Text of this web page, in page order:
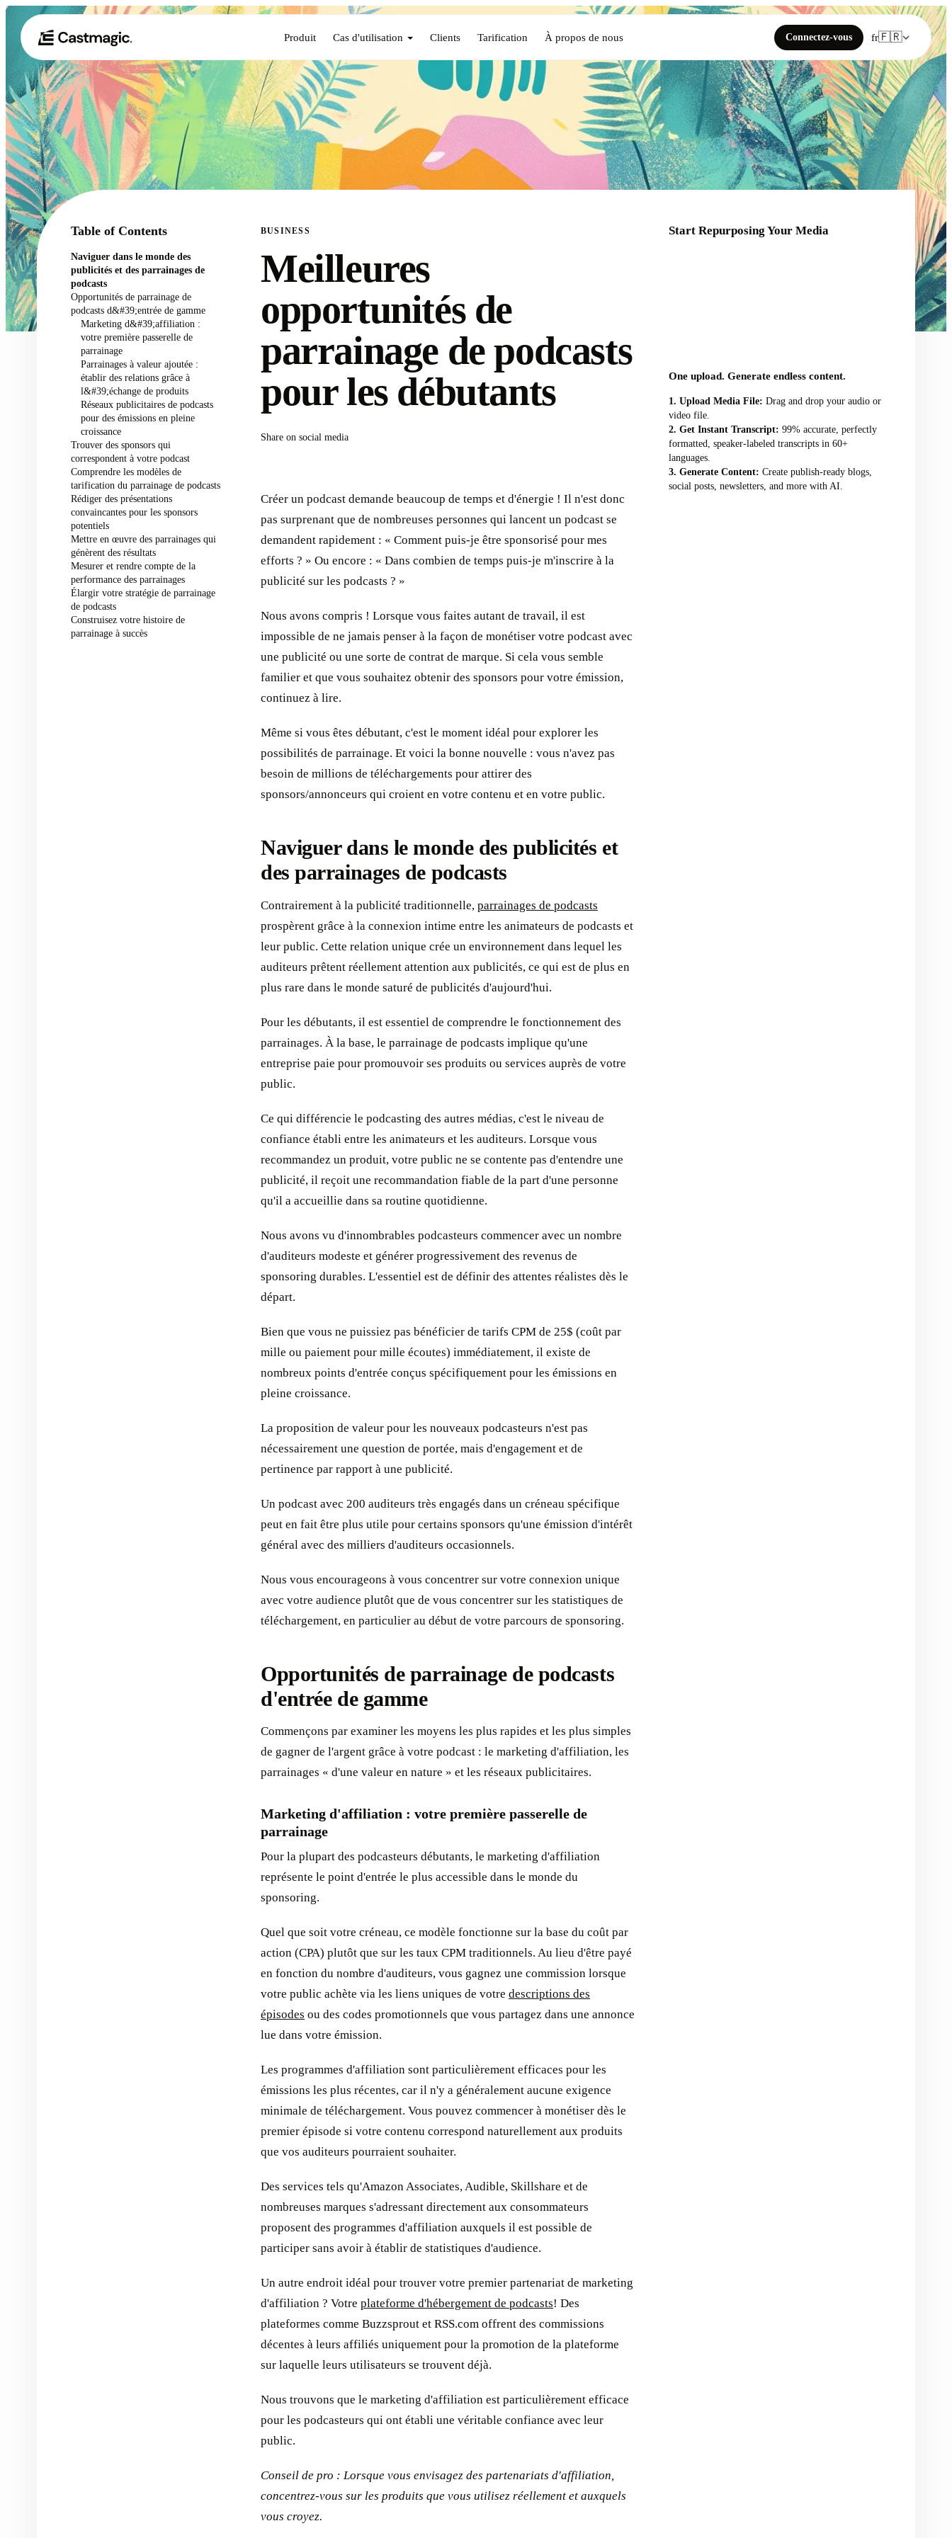
Produit Cas d'utilisation Clients Tarification À propos de nous Connectez-vous fr🇫🇷
Table of Contents
Naviguer dans le monde des
publicités et des parrainages de
podcasts
Opportunités de parrainage de
podcasts d&#39;entrée de gamme
Marketing d&#39;affiliation :
votre première passerelle de
parrainage
Parrainages à valeur ajoutée :
établir des relations grâce à
l&#39;échange de produits
Réseaux publicitaires de podcasts
pour des émissions en pleine
croissance
Trouver des sponsors qui
correspondent à votre podcast
Comprendre les modèles de
tarification du parrainage de podcasts
Rédiger des présentations
convaincantes pour les sponsors
potentiels
Mettre en œuvre des parrainages qui
génèrent des résultats
Mesurer et rendre compte de la
performance des parrainages
Élargir votre stratégie de parrainage
de podcasts
Construisez votre histoire de
parrainage à succès
BUSINESS
Meilleures
opportunités de
parrainage de podcasts
pour les débutants
Share on social media
Créer un podcast demande beaucoup de temps et d'énergie ! Il n'est donc
pas surprenant que de nombreuses personnes qui lancent un podcast se
demandent rapidement : « Comment puis-je être sponsorisé pour mes
efforts ? » Ou encore : « Dans combien de temps puis-je m'inscrire à la
publicité sur les podcasts ? »
Nous avons compris ! Lorsque vous faites autant de travail, il est
impossible de ne jamais penser à la façon de monétiser votre podcast avec
une publicité ou une sorte de contrat de marque. Si cela vous semble
familier et que vous souhaitez obtenir des sponsors pour votre émission,
continuez à lire.
Même si vous êtes débutant, c'est le moment idéal pour explorer les
possibilités de parrainage. Et voici la bonne nouvelle : vous n'avez pas
besoin de millions de téléchargements pour attirer des
sponsors/annonceurs qui croient en votre contenu et en votre public.
Naviguer dans le monde des publicités et
des parrainages de podcasts
Contrairement à la publicité traditionnelle, parrainages de podcasts
prospèrent grâce à la connexion intime entre les animateurs de podcasts et
leur public. Cette relation unique crée un environnement dans lequel les
auditeurs prêtent réellement attention aux publicités, ce qui est de plus en
plus rare dans le monde saturé de publicités d'aujourd'hui.
Pour les débutants, il est essentiel de comprendre le fonctionnement des
parrainages. À la base, le parrainage de podcasts implique qu'une
entreprise paie pour promouvoir ses produits ou services auprès de votre
public.
Ce qui différencie le podcasting des autres médias, c'est le niveau de
confiance établi entre les animateurs et les auditeurs. Lorsque vous
recommandez un produit, votre public ne se contente pas d'entendre une
publicité, il reçoit une recommandation fiable de la part d'une personne
qu'il a accueillie dans sa routine quotidienne.
Nous avons vu d'innombrables podcasteurs commencer avec un nombre
d'auditeurs modeste et générer progressivement des revenus de
sponsoring durables. L'essentiel est de définir des attentes réalistes dès le
départ.
Bien que vous ne puissiez pas bénéficier de tarifs CPM de 25$ (coût par
mille ou paiement pour mille écoutes) immédiatement, il existe de
nombreux points d'entrée conçus spécifiquement pour les émissions en
pleine croissance.
La proposition de valeur pour les nouveaux podcasteurs n'est pas
nécessairement une question de portée, mais d'engagement et de
pertinence par rapport à une publicité.
Un podcast avec 200 auditeurs très engagés dans un créneau spécifique
peut en fait être plus utile pour certains sponsors qu'une émission d'intérêt
général avec des milliers d'auditeurs occasionnels.
Nous vous encourageons à vous concentrer sur votre connexion unique
avec votre audience plutôt que de vous concentrer sur les statistiques de
téléchargement, en particulier au début de votre parcours de sponsoring.
Opportunités de parrainage de podcasts
d'entrée de gamme
Commençons par examiner les moyens les plus rapides et les plus simples
de gagner de l'argent grâce à votre podcast : le marketing d'affiliation, les
parrainages « d'une valeur en nature » et les réseaux publicitaires.
Marketing d'affiliation : votre première passerelle de
parrainage
Pour la plupart des podcasteurs débutants, le marketing d'affiliation
représente le point d'entrée le plus accessible dans le monde du
sponsoring.
Quel que soit votre créneau, ce modèle fonctionne sur la base du coût par
action (CPA) plutôt que sur les taux CPM traditionnels. Au lieu d'être payé
en fonction du nombre d'auditeurs, vous gagnez une commission lorsque
votre public achète via les liens uniques de votre descriptions des
épisodes ou des codes promotionnels que vous partagez dans une annonce
lue dans votre émission.
Les programmes d'affiliation sont particulièrement efficaces pour les
émissions les plus récentes, car il n'y a généralement aucune exigence
minimale de téléchargement. Vous pouvez commencer à monétiser dès le
premier épisode si votre contenu correspond naturellement aux produits
que vos auditeurs pourraient souhaiter.
Des services tels qu'Amazon Associates, Audible, Skillshare et de
nombreuses marques s'adressant directement aux consommateurs
proposent des programmes d'affiliation auxquels il est possible de
participer sans avoir à établir de statistiques d'audience.
Un autre endroit idéal pour trouver votre premier partenariat de marketing
d'affiliation ? Votre plateforme d'hébergement de podcasts! Des
plateformes comme Buzzsprout et RSS.com offrent des commissions
décentes à leurs affiliés uniquement pour la promotion de la plateforme
sur laquelle leurs utilisateurs se trouvent déjà.
Nous trouvons que le marketing d'affiliation est particulièrement efficace
pour les podcasteurs qui ont établi une véritable confiance avec leur
public.
Conseil de pro : Lorsque vous envisagez des partenariats d'affiliation,
concentrez-vous sur les produits que vous utilisez réellement et auxquels
vous croyez.
Start Repurposing Your Media
One upload. Generate endless content.
Upload Media File: Drag and drop your audio or
video file.
Get Instant Transcript: 99% accurate, perfectly
formatted, speaker-labeled transcripts in 60+
languages.
Generate Content: Create publish-ready blogs,
social posts, newsletters, and more with AI.